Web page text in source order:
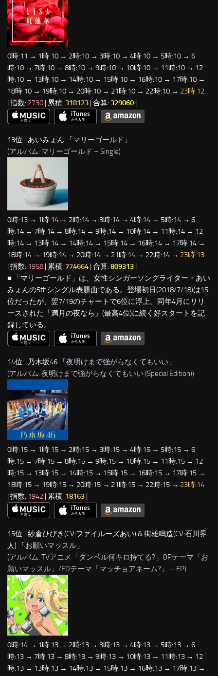
0時:11 → 1時:10 → 2時:10 → 3時:10 → 4時:10 → 5時:10 → 6
時:10 → 7時:10 → 8時:10 → 9時:10 → 10時:10 → 11時:10 → 12
時:10 → 13時:10 → 14時:10 → 15時:10 → 16時:10 → 17時:10 →
18時:10 → 19時:10 → 20時:10 → 21時:10 → 22時:10 → 23時:12
| 指数: 2730 | 累積: 318123 | 合算: 329060 |
13位…あいみょん 「 マリーゴールド 」
(アルバム: マリーゴールド – Single)
0時:13 → 1時:14 → 2時:14 → 3時:14 → 4時:14 → 5時:14 → 6
時:14 → 7時:14 → 8時:14 → 9時:14 → 10時:14 → 11時:14 → 12
時:14 → 13時:14 → 14時:14 → 15時:14 → 16時:14 → 17時:14 →
18時:14 → 19時:14 → 20時:14 → 21時:14 → 22時:14 → 23時:13
| 指数: 1958 | 累積: 774664 | 合算: 809313 |
■ 「マリーゴールド」は、女性シンガーソングライター・あい
みょんの5thシングル表題曲である。登場初日(2018/7/18)は15
位だったが、翌7/19のチャートで6位に浮上。同年4月にリリ
ースされた「満月の夜なら」(最高4位)に続く好スタートを記
録している。
14位…乃木坂46 「 夜明けまで強がらなくてもいい 」
(アルバム: 夜明けまで強がらなくてもいい (Special Edition))
0時:15 → 1時:15 → 2時:15 → 3時:15 → 4時:15 → 5時:15 → 6
時:15 → 7時:15 → 8時:15 → 9時:15 → 10時:15 → 11時:15 → 12
時:15 → 13時:15 → 14時:15 → 15時:15 → 16時:15 → 17時:15 →
18時:15 → 19時:15 → 20時:15 → 21時:15 → 22時:15 → 23時:14
| 指数: 1942 | 累積: 18163
15位…紗倉ひびき(CV:ファイルーズあい) & 街雄鳴造(CV:石川界
人) 「お願いマッスル 」
(アルバム: TVアニメ「ダンベル何キロ持てる?」OPテーマ「お
願いマッスル」/EDテーマ「マッチョアネーム?」 – EP)
0時:14 → 1時:13 → 2時:13 → 3時:13 → 4時:13 → 5時:13 → 6
時:13 → 7時:13 → 8時:13 → 9時:13 → 10時:13 → 11時:13 → 12
時:13 → 13時:13 → 14時:13 → 15時:13 → 16時:13 → 17時:13 →